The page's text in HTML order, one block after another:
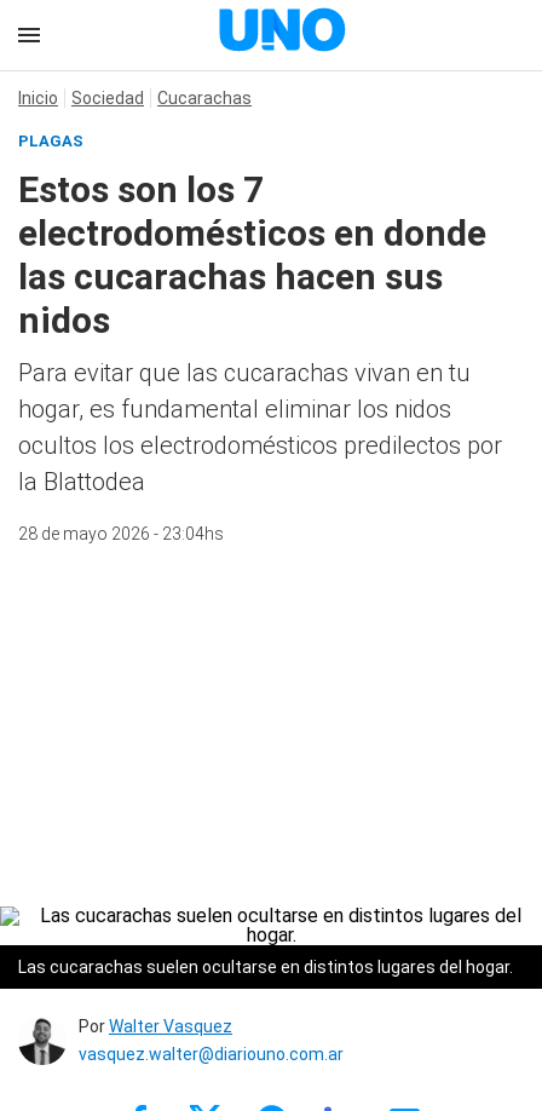
Inicio Sociedad Cucarachas
PLAGAS
Estos son los 7
electrodomésticos en donde
las cucarachas hacen sus
nidos
Para evitar que las cucarachas vivan en tu
hogar, es fundamental eliminar los nidos
ocultos los electrodomésticos predilectos por
la Blattodea
28 de mayo 2026 - 23:04hs
Las cucarachas suelen ocultarse en distintos lugares del hogar.
PorWalter Vasquez
vasquez.walter@diariouno.com.ar